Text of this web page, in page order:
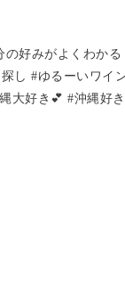
好みがよくわかる
し #ゆるーいワイ
大好き💕 #沖縄好